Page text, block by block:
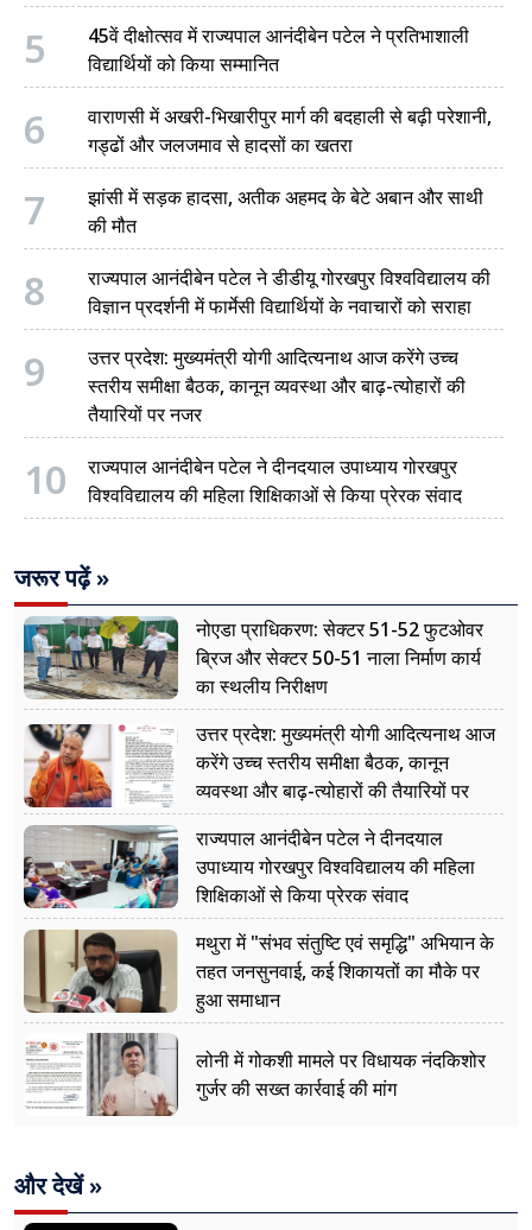
5
45वें दीक्षोत्सव में राज्यपाल आनंदीबेन पटेल ने प्रतिभाशाली
विद्यार्थियों को किया सम्मानित
6
वाराणसी में अखरी-भिखारीपुर मार्ग की बदहाली से बढ़ी परेशानी,
गड्ढों और जलजमाव से हादसों का खतरा
7
झांसी में सड़क हादसा, अतीक अहमद के बेटे अबान और साथी
की मौत
8
राज्यपाल आनंदीबेन पटेल ने डीडीयू गोरखपुर विश्वविद्यालय की
विज्ञान प्रदर्शनी में फार्मेसी विद्यार्थियों के नवाचारों को सराहा
9
उत्तर प्रदेश: मुख्यमंत्री योगी आदित्यनाथ आज करेंगे उच्च
स्तरीय समीक्षा बैठक, कानून व्यवस्था और बाढ़-त्योहारों की
तैयारियों पर नजर
10
राज्यपाल आनंदीबेन पटेल ने दीनदयाल उपाध्याय गोरखपुर
विश्वविद्यालय की महिला शिक्षिकाओं से किया प्रेरक संवाद
जरूर पढ़ें »
नोएडा प्राधिकरण: सेक्टर 51-52 फुटओवर
ब्रिज और सेक्टर 50-51 नाला निर्माण कार्य
का स्थलीय निरीक्षण
उत्तर प्रदेश: मुख्यमंत्री योगी आदित्यनाथ आज
करेंगे उच्च स्तरीय समीक्षा बैठक, कानून
व्यवस्था और बाढ़-त्योहारों की तैयारियों पर
नजर
राज्यपाल आनंदीबेन पटेल ने दीनदयाल
उपाध्याय गोरखपुर विश्वविद्यालय की महिला
शिक्षिकाओं से किया प्रेरक संवाद
मथुरा में "संभव संतुष्टि एवं समृद्धि" अभियान के
तहत जनसुनवाई, कई शिकायतों का मौके पर
हुआ समाधान
लोनी में गोकशी मामले पर विधायक नंदकिशोर
गुर्जर की सख्त कार्रवाई की मांग
और देखें »